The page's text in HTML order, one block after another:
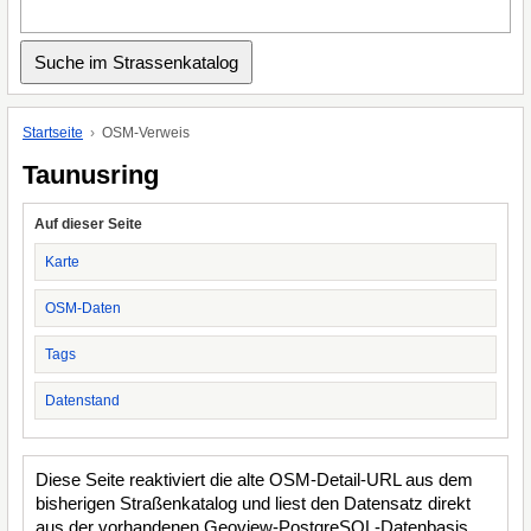
Startseite OSM-Verweis
Taunusring
Auf dieser Seite
Karte
OSM-Daten
Tags
Datenstand
Diese Seite reaktiviert die alte OSM-Detail-URL aus dem
bisherigen Straßenkatalog und liest den Datensatz direkt
aus der vorhandenen Geoview-PostgreSQL-Datenbasis.